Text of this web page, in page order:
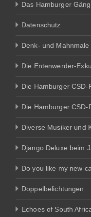
Das Hamburger
Datenschutz
Denk- und Mahnmale
Die Entenwerder-
Die Hamburger CSD-
Die Hamburger CSD-
Diverse Musiker und
Django Deluxe beim
Do you like my new
Doppelbelichtungen
Echoes of South